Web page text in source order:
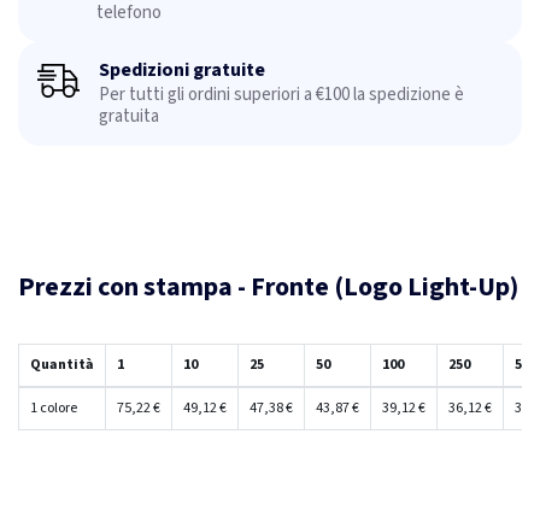
telefono
Spedizioni gratuite
Per tutti gli ordini superiori a €100 la spedizione è
gratuita
Prezzi con stampa - Fronte (Logo Light-Up)
Quantità 1 10 25 50 100 250 500
1 colore 75,22 € 49,12 € 47,38 € 43,87 € 39,12 € 36,12 €